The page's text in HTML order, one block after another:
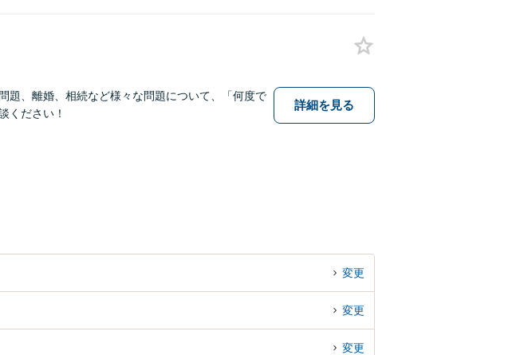
題、離婚、相続など様々な問題について、「何度で
ください！
詳細を見る
変更
変更
変更